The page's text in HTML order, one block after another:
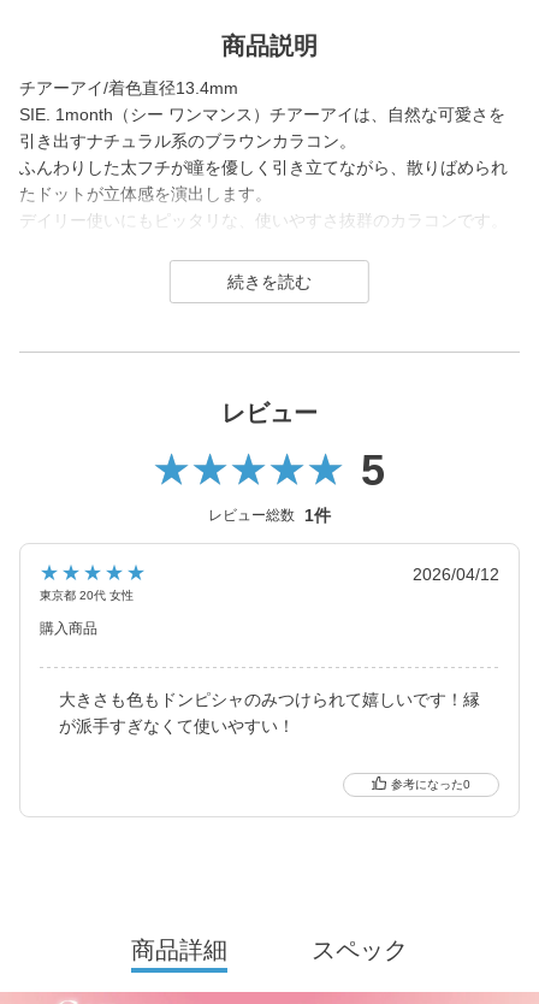
商品説明
チアーアイ/着色直径13.4mm
SIE. 1month（シー ワンマンス）チアーアイは、自然な可愛さを
引き出すナチュラル系のブラウンカラコン。
ふんわりした太フチが瞳を優しく引き立てながら、散りばめられ
たドットが立体感を演出します。
デイリー使いにもピッタリな、使いやすさ抜群のカラコンです。
SIE. 1month（シー マンスリー）はTWICE MOMOさんがイメージ
モデルを務めるコンタクトレンズブランド。
を展開し、2026年7月に、より瞳にやさしいシリコーンハイドロ
(MOON SODAはリニューアル前（高含水）のみの販売となりま
カラーコンタクトレンズは「回らない水光カラコン(※)」の他、垢
抜けトーンアップカラーや安定のブラウンレンズまで豊富なライ
裸眼に近い快適さでトレンド感のある目元を叶えるSIE.（シー）
は毎日のマストアイテムになること間違いなしのコンタクトレン
ズブランドです。
※ 軸固定技術を利用することでレンズの回転を抑え定位置で安定
させます。
レビュー
5
レビュー総数 1件
★★★★★
東京都 20代 女性
2026/04/12
購入商品
大きさも色もドンピシャのみつけられて嬉しいです！縁
が派手すぎなくて使いやすい！
0
商品詳細 スペック